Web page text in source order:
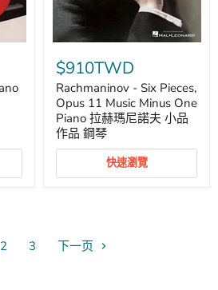
Rachmaninov
Six
Pieces,
Opus
11
Music
Minus
One
拉
夫
小
$910TWD
Rachmaninov - Six Pieces,
Opus 11 Music Minus One
Piano 拉赫瑪尼諾夫 小品
作品 鋼琴
快速瀏覽
2 3 下一页